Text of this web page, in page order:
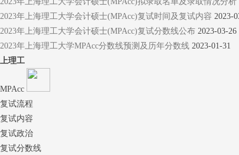
2023年上海理工大学会计硕士(MPAcc)复试时间及复试内容 2023-
2023年上海理工大学会计硕士(MPAcc)复试分数线公布 2023-03-26
2023年上海理工大学MPAcc分数线预测及历年分数线 2023-01-31
上理工
MPAcc
复试流程
复试内容
复试政治
复试分数线